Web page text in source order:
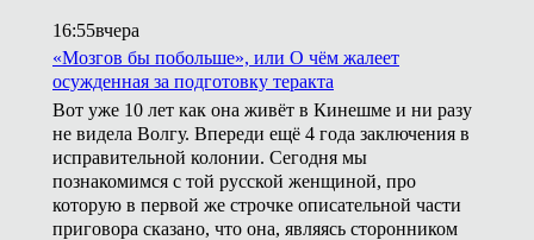
16:55вчера
«Мозгов бы побольше», или О чём жалеет
осужденная за подготовку теракта
Вот уже 10 лет как она живёт в Кинешме и ни разу
не видела Волгу. Впереди ещё 4 года заключения в
исправительной колонии. Сегодня мы
познакомимся с той русской женщиной, про
которую в первой же строчке описательной части
приговора сказано, что она, являясь сторонником